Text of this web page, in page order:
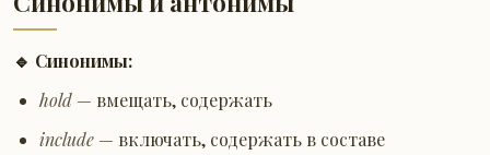
🔹 Синонимы:
hold — вмещать, содержать
include — включать, содержать в составе